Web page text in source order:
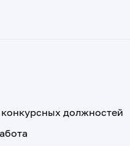
должностей